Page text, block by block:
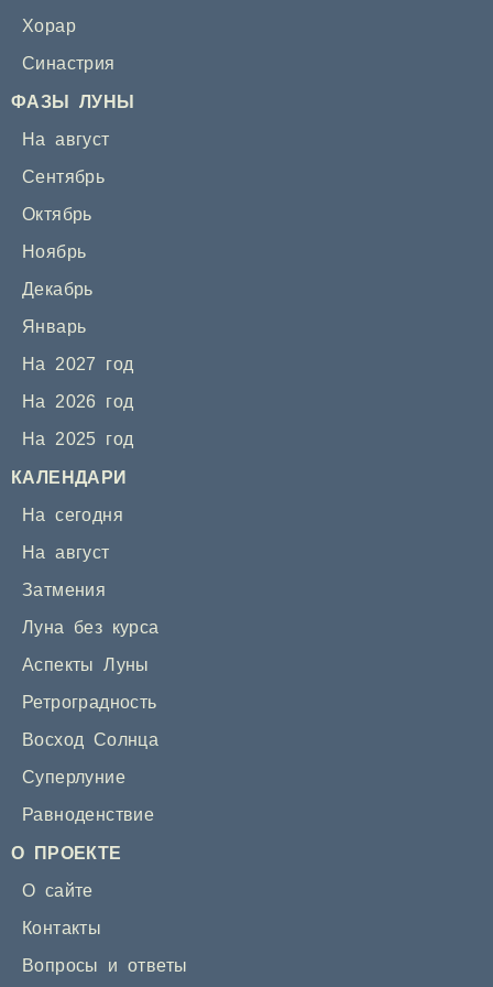
Хорар
Синастрия
ФАЗЫ ЛУНЫ
На август
Сентябрь
Октябрь
Ноябрь
Декабрь
Январь
На 2027 год
На 2026 год
На 2025 год
КАЛЕНДАРИ
На сегодня
На август
Затмения
Луна без курса
Аспекты Луны
Ретроградность
Восход Солнца
Суперлуние
Равноденствие
О ПРОЕКТЕ
О сайте
Контакты
Вопросы и ответы